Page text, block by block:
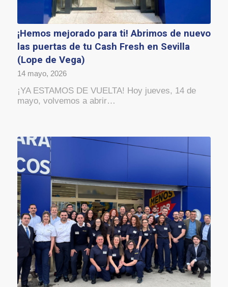
¡Hemos mejorado para ti! Abrimos de nuevo
las puertas de tu Cash Fresh en Sevilla
(Lope de Vega)
14 mayo, 2026
¡YA ESTAMOS DE VUELTA! Hoy jueves, 14 de
mayo, volvemos a abrir…